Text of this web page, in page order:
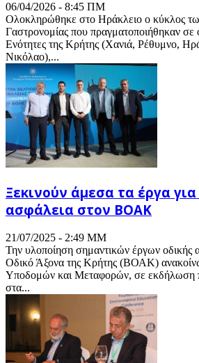
06/04/2026 - 8:45 ΠΜ
Ολοκληρώθηκε στο Ηράκλειο ο κύκλος
Γαστρονομίας που πραγματοποιήθηκαν σε
Ενότητες της Κρήτης (Χανιά, Ρέθυμνο,
Νικόλαο),...
Ξεκινούν άμεσα τα έργα
ασφάλεια στον ΒΟΑΚ
21/07/2025 - 2:49 ΜΜ
Την υλοποίηση σημαντικών έργων οδικής
Οδικό Άξονα της Κρήτης (ΒΟΑΚ)
Υποδομών και Μεταφορών, σε εκδήλωση
στα...